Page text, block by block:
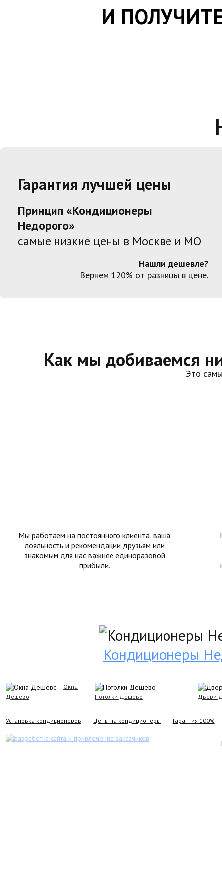
И
Гарантия лучшей цены
Принцип «Кондиционеры
Недорого»
самые низкие цены в Москве и МО
Нашли дешевле?
Вернем 120% от разницы в цене.
Как мы добиваемся
Это
Мы работаем на постоянного клиента, ваша
лояльность и рекомендации друзьям или
знакомым для нас важнее единоразовой
прибыли.
Кондиционеры
Окна
Дёшево
Потолки Дёшево Двери
Установка кондиционеров Цены на кондиционеры Гарантия 100%